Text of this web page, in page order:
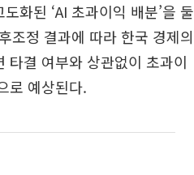
화된 ‘AI 초과이익 배분’을 둘
조정 결과에 따라 한국 경제의
타결 여부와 상관없이 초과이
로 예상된다.